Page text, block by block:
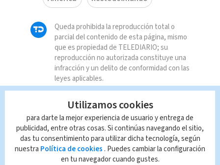
Queda prohibida la reproducción total o
parcial del contenido de esta página, mismo
que es propiedad de TELEDIARIO; su
reproducción no autorizada constituye una
infracción y un delito de conformidad con las
leyes aplicables.
Utilizamos cookies
para darte la mejor experiencia de usuario y entrega de
publicidad, entre otras cosas. Si continúas navegando el sitio,
das tu consentimiento para utilizar dicha tecnología, según
nuestra Política de cookies . Puedes cambiar la configuración
en tu navegador cuando gustes.